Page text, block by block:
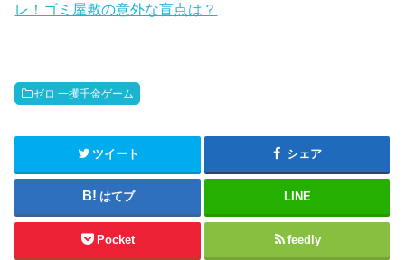
レ！ゴミ屋敷の意外な盲点は？
ゼロ 一攫千金ゲーム
ツイート シェア
はてブ LINE
Pocket feedly